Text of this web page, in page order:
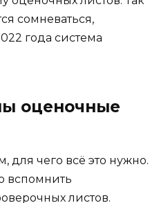
сомневаться,
года система
оценочные
для чего всё это нужно.
вспомнить
листов.